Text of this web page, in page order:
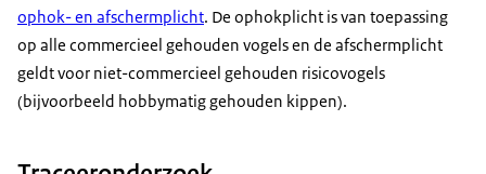
ophok- en afschermplicht. De ophokplicht is van toepassing
op alle commercieel gehouden vogels en de afschermplicht
geldt voor niet-commercieel gehouden risicovogels
(bijvoorbeeld hobbymatig gehouden kippen).